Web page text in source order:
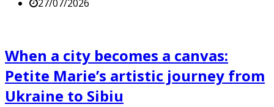
27/07/2026
When a city becomes a canvas:
Petite Marie’s artistic journey from
Ukraine to Sibiu